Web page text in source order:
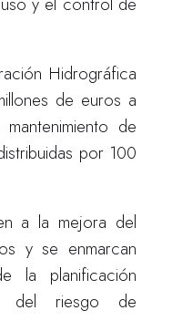
Hidrográfica
de euros a
de
por 100
a la mejora del
y se enmarcan
la planificación
del riesgo de